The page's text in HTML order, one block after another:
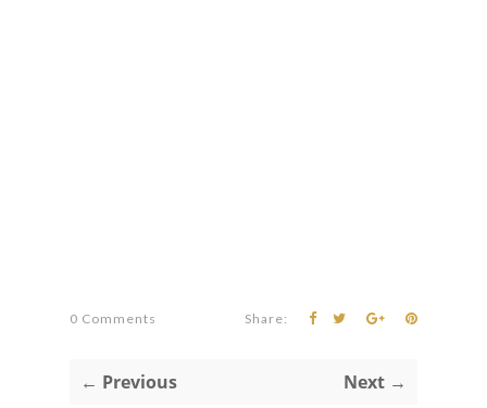
0 Comments Share:
← Previous Next →